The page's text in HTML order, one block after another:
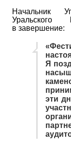
Начальник
Уральского
в завершение:
Я
эти